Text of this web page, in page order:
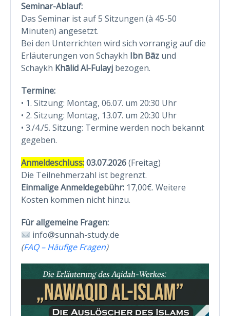
Seminar-Ablauf:
Das Seminar ist auf 5 Sitzungen (à 45-50
Minuten) angesetzt.
Bei den Unterrichten wird sich vorrangig auf die
Erläuterungen von Schaykh Ibn Bāz und
Schaykh Khālid Al-Fulayj bezogen.
Termine:
• 1. Sitzung: Montag, 06.07. um 20:30 Uhr
• 2. Sitzung: Montag, 13.07. um 20:30 Uhr
• 3./4./5. Sitzung: Termine werden noch bekannt
gegeben.
Anmeldeschluss:03.07.2026(Freitag)
Die Teilnehmerzahl ist begrenzt.
Einmalige Anmeldegebühr: 17,00€. Weitere
Kosten kommen nicht hinzu.
Für allgemeine Fragen:
info@sunnah-study.de
(FAQ – Häufige Fragen)